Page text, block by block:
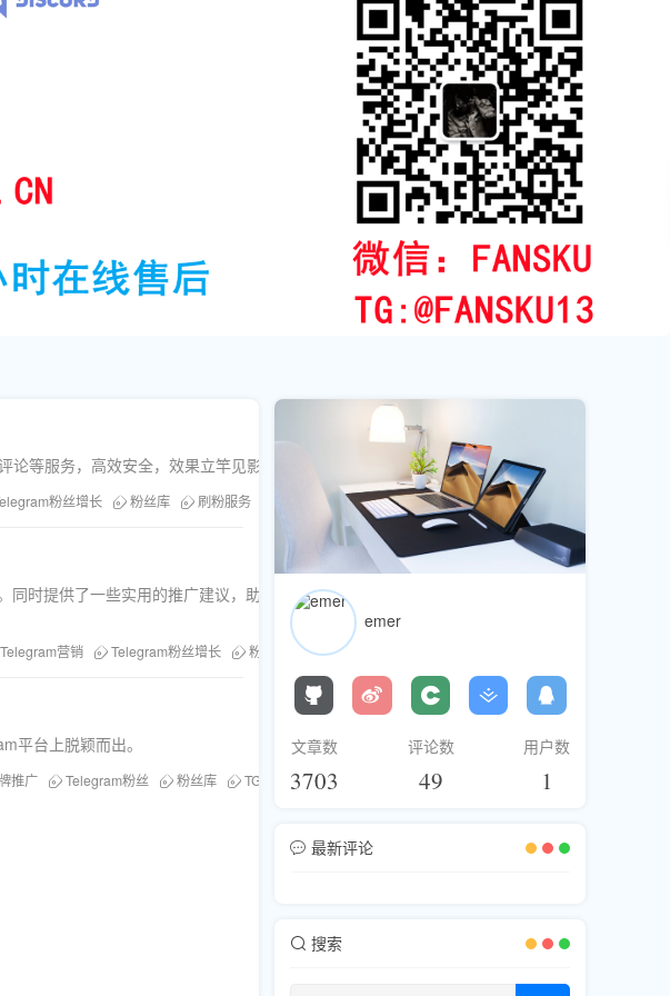
等服务，高效安全，效果立竿见影。
粉丝增长 粉丝库 刷粉服务 TG买粉丝
时提供了一些实用的推广建议，助你在Telegram
Telegram营销 Telegram粉丝增长 粉丝库 TG买粉丝
平台上脱颖而出。
推广 Telegram粉丝 粉丝库 TG买粉丝
emer
文章数
3703
评论数
49
用户数
1
最新评论
搜索